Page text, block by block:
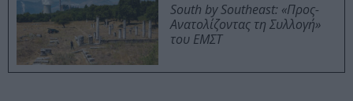
South by Southeast: «Προς-
Ανατολίζοντας τη Συλλογή»
του ΕΜΣΤ